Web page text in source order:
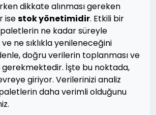
dikkate alınması gereken
isestok yönetimidir. Etkili bir
ne kadar süreyle
ve ne sıklıkla yenileneceğini
doğru verilerin toplanması ve
gerekmektedir. İşte bu noktada,
giriyor. Verilerinizi analiz
daha verimli olduğunu